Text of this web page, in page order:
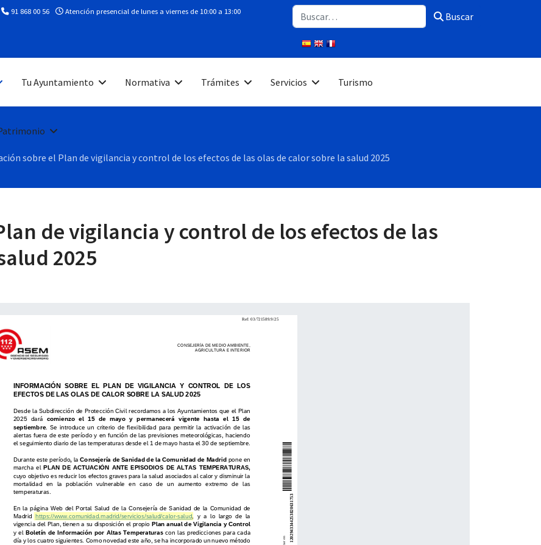
91 868 00 56 Atención presencial de lunes a viernes de 10:00 a 13:00 Buscar Buscar
Tu Ayuntamiento Normativa Trámites Servicios Turismo
sobre el Plan de vigilancia y control de los efectos de las olas de calor sobre la salud 2025
de vigilancia y control de los efectos de las
2025
https://www.comunidad.madrid/servicios/salud/calor